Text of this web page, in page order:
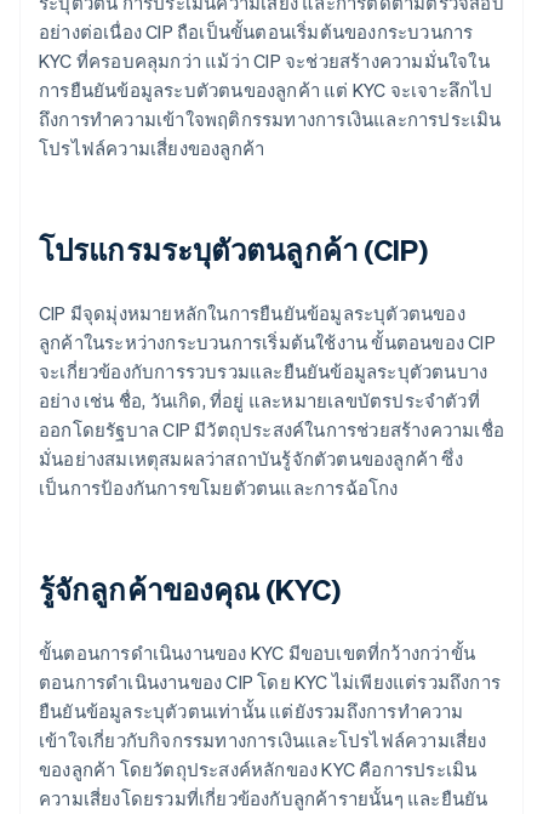
อย่างต่อเนื่อง CIP ถือเป็นขั้นตอนเริ่มต้นของกระบวนการ
KYC ที่ครอบคลุมกว่า แม้ว่า CIP จะช่วยสร้างความมั่นใจใน
การยืนยันข้อมูลระบตัวตนของลูกค้า แต่ KYC จะเจาะลึกไป
ถึงการทำความเข้าใจพฤติกรรมทางการเงินและการประเมิน
โปรไฟล์ความเสี่ยงของลูกค้า
โปรแกรมระบุตัวตนลูกค้า (CIP)
CIP มีจุดมุ่งหมายหลักในการยืนยันข้อมูลระบุตัวตนของ
ลูกค้าในระหว่างกระบวนการเริ่มต้นใช้งาน ขั้นตอนของ CIP
จะเกี่ยวข้องกับการรวบรวมและยืนยันข้อมูลระบุตัวตนบาง
อย่าง เช่น ชื่อ, วันเกิด, ที่อยู่ และหมายเลขบัตรประจำตัวที่
ออกโดยรัฐบาล CIP มีวัตถุประสงค์ในการช่วยสร้างความเชื่อ
มั่นอย่างสมเหตุสมผลว่าสถาบันรู้จักตัวตนของลูกค้า ซึ่ง
เป็นการป้องกันการขโมยตัวตนและการฉ้อโกง
รู้จักลูกค้าของคุณ (KYC)
ขั้นตอนการดำเนินงานของ KYC มีขอบเขตที่กว้างกว่าขั้น
ตอนการดำเนินงานของ CIP โดย KYC ไม่เพียงแต่รวมถึงการ
ยืนยันข้อมูลระบุตัวตนเท่านั้น แต่ยังรวมถึงการทำความ
เข้าใจเกี่ยวกับกิจกรรมทางการเงินและโปรไฟล์ความเสี่ยง
ของลูกค้า โดยวัตถุประสงค์หลักของ KYC คือการประเมิน
ความเสี่ยงโดยรวมที่เกี่ยวข้องกับลูกค้ารายนั้นๆ และยืนยัน